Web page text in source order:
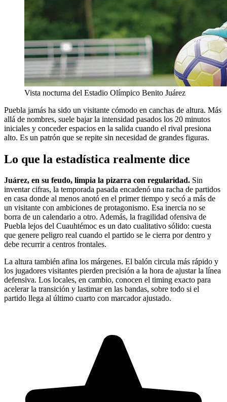
Vista nocturna del Estadio Olímpico Benito Juárez
Puebla jamás ha sido un visitante cómodo en canchas de altura. Más
allá de nombres, suele bajar la intensidad pasados los 20 minutos
iniciales y conceder espacios en la salida cuando el rival presiona
alto. Es un patrón que se repite sin necesidad de grandes figuras.
Lo que la estadística realmente dice
Juárez, en su feudo, limpia la pizarra con regularidad. Sin
inventar cifras, la temporada pasada encadenó una racha de partidos
en casa donde al menos anotó en el primer tiempo y secó a más de
un visitante con ambiciones de protagonismo. Esa inercia no se
borra de un calendario a otro. Además, la fragilidad ofensiva de
Puebla lejos del Cuauhtémoc es un dato cualitativo sólido: cuesta
que genere peligro real cuando el partido se le cierra por dentro y
debe recurrir a centros frontales.
La altura también afina los márgenes. El balón circula más rápido y
los jugadores visitantes pierden precisión a la hora de ajustar la línea
defensiva. Los locales, en cambio, conocen el timing exacto para
acelerar la transición y lastimar en las bandas, sobre todo si el
partido llega al último cuarto con marcador ajustado.